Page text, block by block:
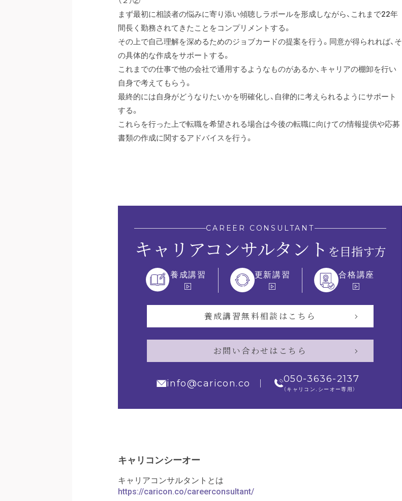
まず最初に相談者の悩みに寄り添い傾聴しラポールを形成しながら、これまで22年
間長く勤務されてきたことをコンプリメントする。
その上で自己理解を深めるためのジョブカードの提案を行う。同意が得られれば、そ
の具体的な作成をサポートする。
これまでの仕事で他の会社で通用するようなものがあるか、キャリアの棚卸を行い
自身で考えてもらう。
最終的には自身がどうなりたいかを明確化し、自律的に考えられるようにサポート
する。
これらを行った上で転職を希望される場合は今後の転職に向けての情報提供や応募
書類の作成に関するアドバイスを行う。
CAREER CONSULTANT
キャリアコンサルタント を目指す方
養成講習 更新講習 合格講座
養成講習無料相談はこちら
お問い合わせはこちら
info@caricon.co 050-3636-2137
（キャリコン.シーオー専用）
キャリコンシーオー
キャリアコンサルタントとは
https://caricon.co/careerconsultant/